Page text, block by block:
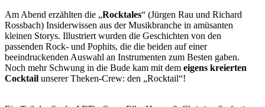
Am Abend erzählten die „Rocktales“ (Jürgen Rau und Richard
Rossbach) Insiderwissen aus der Musikbranche in amüsanten
kleinen Storys. Illustriert wurden die Geschichten von den
passenden Rock- und Pophits, die die beiden auf einer
beeindruckenden Auswahl an Instrumenten zum Besten gaben.
Noch mehr Schwung in die Bude kam mit dem eigens kreierten
Cocktail unserer Theken-Crew: den „Rocktail“!